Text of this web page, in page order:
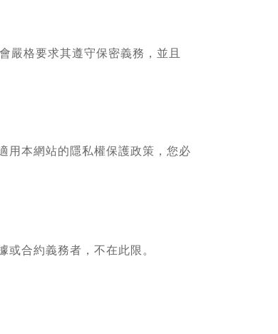
嚴格要求其遵守保密義務，並且
用本網站的隱私權保護政策，您必
合約義務者，不在此限。